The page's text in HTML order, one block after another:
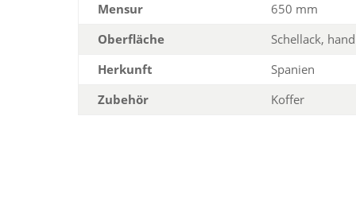
Mensur
650 mm
Oberfläche
Schellack,
Herkunft
Spanien
Zubehör
Koffer